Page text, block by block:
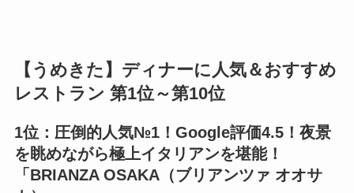
【うめきた】ディナーに人気＆おすすめ
レストラン 第1位～第10位
1位：圧倒的人気№1！Google評価4.5！夜景
を眺めながら極上イタリアンを堪能！
「 BRIANZA OSAKA（ブリアンツァ オオサ